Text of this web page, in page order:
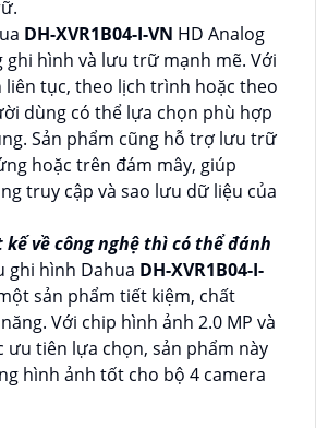
DH-XVR1B04-I-VN HD Analog
ghi hình và lưu trữ mạnh mẽ. Với
liên tục, theo lịch trình hoặc theo
dùng có thể lựa chọn phù hợp
Sản phẩm cũng hỗ trợ lưu trữ
hoặc trên đám mây, giúp
truy cập và sao lưu dữ liệu của
về công nghệ thì có thể đánh
ghi hình Dahua DH-XVR1B04-I-
sản phẩm tiết kiệm, chất
Với chip hình ảnh 2.0 MP và
ưu tiên lựa chọn, sản phẩm này
hình ảnh tốt cho bộ 4 camera